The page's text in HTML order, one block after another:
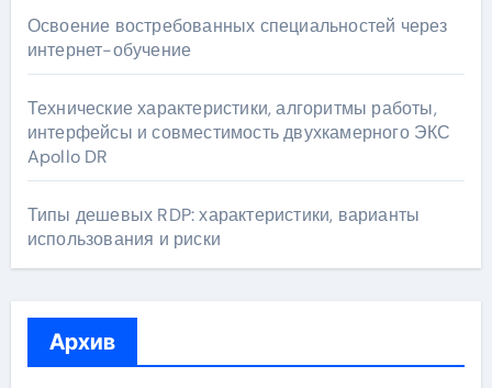
Освоение востребованных специальностей через
интернет-обучение
Технические характеристики, алгоритмы работы,
интерфейсы и совместимость двухкамерного ЭКС
Apollo DR
Типы дешевых RDP: характеристики, варианты
использования и риски
Архив